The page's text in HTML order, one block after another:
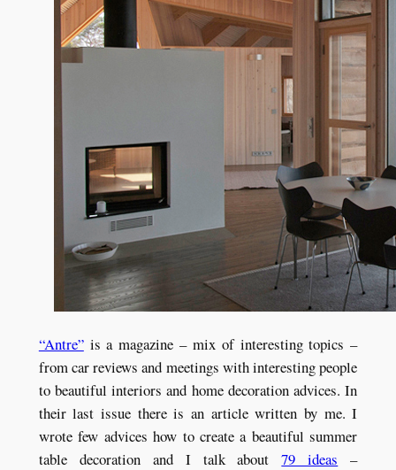
“Antre”is a magazine – mix of interesting topics –
from car reviews and meetings with interesting people
to beautiful interiors and home decoration advices. In
their last issue there is an article written by me. I
wrote few advices how to create a beautiful summer
table decoration and I talk about79 ideas –